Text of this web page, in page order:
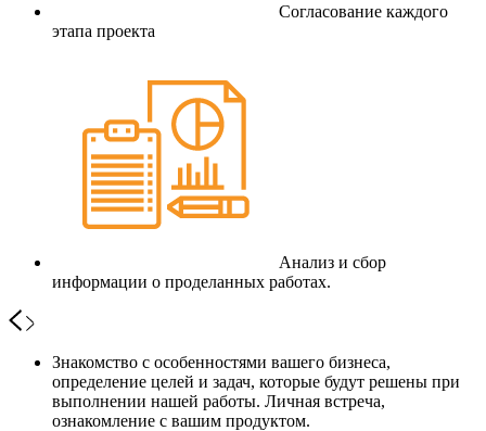
Согласование каждого
этапа проекта
Анализ и сбор
информации о проделанных работах.
Знакомство с особенностями вашего бизнеса,
определение целей и задач, которые будут решены при
выполнении нашей работы. Личная встреча,
ознакомление с вашим продуктом.